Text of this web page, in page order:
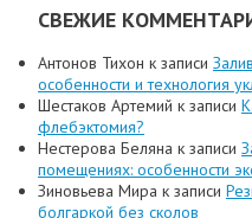
СВЕЖИЕ
Антонов Тихон к записи
особенности и технология
Шестаков Артемий к записи
флебэктомия?
Нестерова Беляна к записи
помещениях: особенности
Зиновьева Мира к записи
болгаркой без сколов